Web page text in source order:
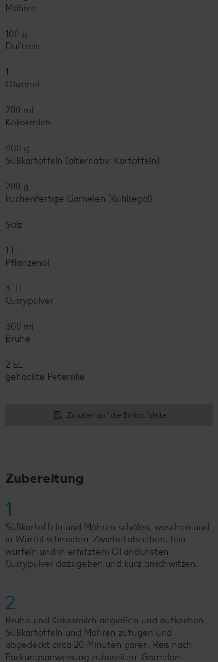
Möhren
100 g
Duftreis
1
Olivenöl
200 ml
Kokosmilch
400 g
Süßkartoffeln (alternativ: Kartoffeln)
200 g
küchenfertige Garnelen (Kühlregal)
Salz
1 EL
Pflanzenöl
3 TL
Currypulver
300 ml
Brühe
2 EL
gehackte Petersilie
Zutaten auf die Einkaufsliste
Zubereitung
1
Süßkartoffeln und Möhren schälen, waschen und
in Würfel schneiden. Zwiebel abziehen, fein
würfeln und in erhitztem Öl andünsten.
Currypulver dazugeben und kurz anschwitzen.
2
Brühe und Kokosmilch angießen und aufkochen.
Süßkartoffeln und Möhren zufügen und
abgedeckt circa 20 Minuten garen. Reis nach
Packungsanweisung zubereiten. Garnelen